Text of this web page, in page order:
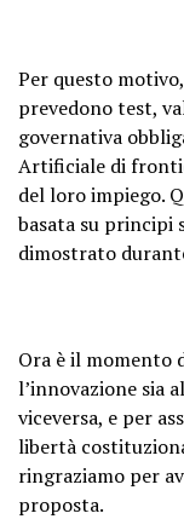
Per questo
prevedono test,
governativa
Artificiale di
del loro impiego.
basata su principi
dimostrato
Ora è il momento
l’innovazione sia
viceversa, e per
libertà
ringraziamo per
proposta.